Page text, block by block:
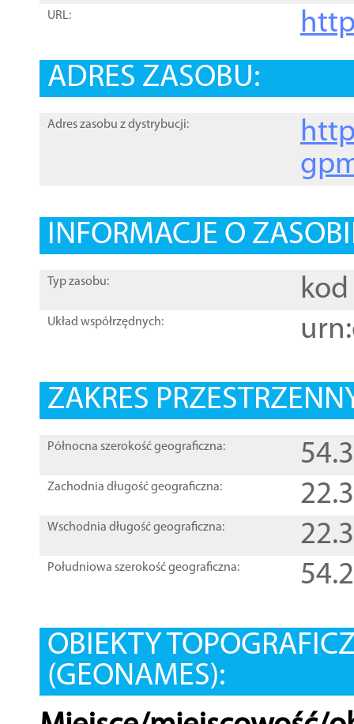
URL:
ADRES ZASOBU:
Adres zasobu z dystrybucji:
INFORMACJE O
Typ zasobu: kod
Układ współrzędnych:
ZAKRES
Północna szerokość geograficzna:
Zachodnia długość geograficzna:
Wschodnia długość geograficzna:
Południowa szerokość geograficzna:
OBIEKTY
(GEONAMES):